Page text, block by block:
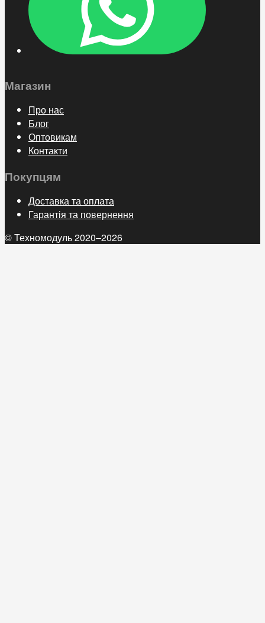
Магазин
Про нас
Блог
Оптовикам
Контакти
Покупцям
Доставка та оплата
Гарантія та повернення
© Техномодуль 2020–2026